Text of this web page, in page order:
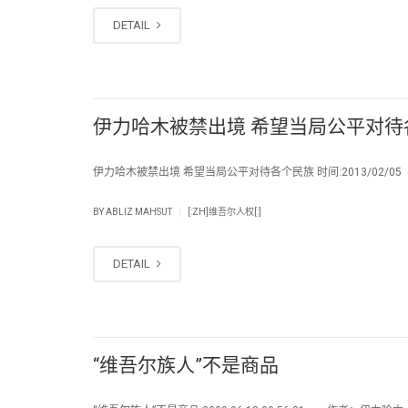
DETAIL
伊力哈木被禁出境 希望当局公平对
伊力哈木被禁出境 希望当局公平对待各个民族 时间:2013/
BYABLIZ MAHSUT [:ZH]维吾尔人权[:]
DETAIL
“维吾尔族人”不是商品